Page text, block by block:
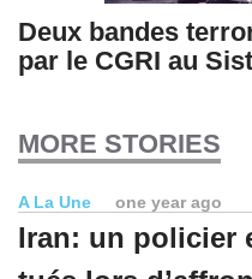
Deux bandes
par le CGRI au
MORE STORIES
A La Une one year ago
Iran: un policier